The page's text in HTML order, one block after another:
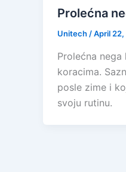
Prolećna
Unitech /April
Prolećna
koracima.
posle zime i
svoju rutinu.